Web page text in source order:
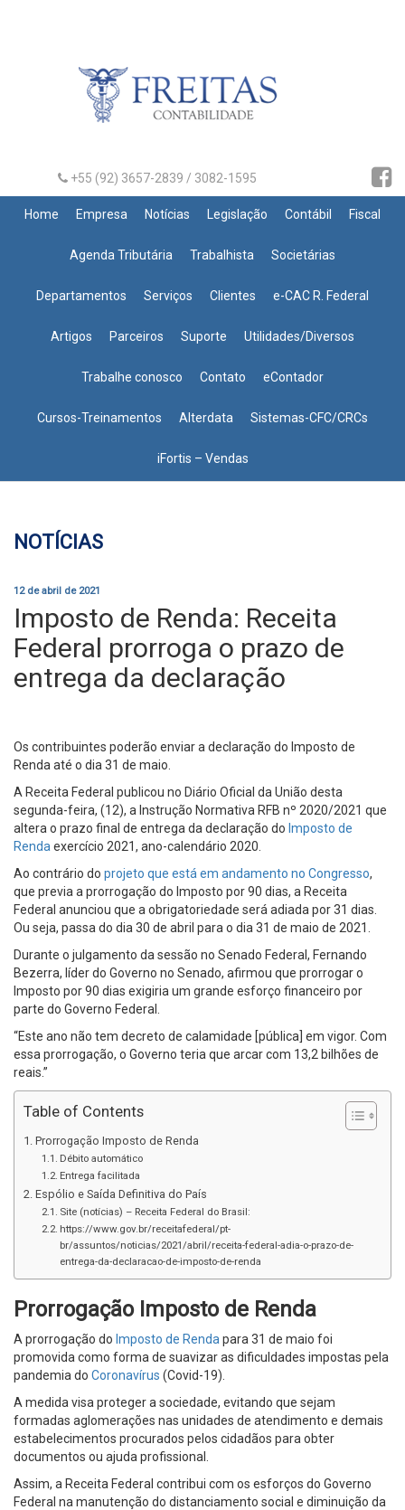
+55 (92) 3657-2839 / 3082-1595
Home Empresa Notícias Legislação Contábil Fiscal
Agenda Tributária Trabalhista Societárias
Departamentos Serviços Clientes e-CAC R. Federal
Artigos Parceiros Suporte Utilidades/Diversos
Trabalhe conosco Contato eContador
Cursos-Treinamentos Alterdata Sistemas-CFC/CRCs
iFortis – Vendas
NOTÍCIAS
12 de abril de 2021
Imposto de Renda: Receita
Federal prorroga o prazo de
entrega da declaração
Os contribuintes poderão enviar a declaração do Imposto de
Renda até o dia 31 de maio.
A Receita Federal publicou no Diário Oficial da União desta
segunda-feira, (12), a Instrução Normativa RFB nº 2020/2021 que
altera o prazo final de entrega da declaração do Imposto de
Renda exercício 2021, ano-calendário 2020.
Ao contrário do projeto que está em andamento no Congresso,
que previa a prorrogação do Imposto por 90 dias, a Receita
Federal anunciou que a obrigatoriedade será adiada por 31 dias.
Ou seja, passa do dia 30 de abril para o dia 31 de maio de 2021.
Durante o julgamento da sessão no Senado Federal, Fernando
Bezerra, líder do Governo no Senado, afirmou que prorrogar o
Imposto por 90 dias exigiria um grande esforço financeiro por
parte do Governo Federal.
“Este ano não tem decreto de calamidade [pública] em vigor. Com
essa prorrogação, o Governo teria que arcar com 13,2 bilhões de
reais.”
Table of Contents
Prorrogação Imposto de Renda
Débito automático
Entrega facilitada
Espólio e Saída Definitiva do País
Site (notícias) – Receita Federal do Brasil:
https://www.gov.br/receitafederal/pt-
br/assuntos/noticias/2021/abril/receita-federal-adia-o-prazo-de-
entrega-da-declaracao-de-imposto-de-renda
Prorrogação Imposto de Renda
A prorrogação do Imposto de Renda para 31 de maio foi
promovida como forma de suavizar as dificuldades impostas pela
pandemia do Coronavírus (Covid-19).
A medida visa proteger a sociedade, evitando que sejam
formadas aglomerações nas unidades de atendimento e demais
estabelecimentos procurados pelos cidadãos para obter
documentos ou ajuda profissional.
Assim, a Receita Federal contribui com os esforços do Governo
Federal na manutenção do distanciamento social e diminuição da